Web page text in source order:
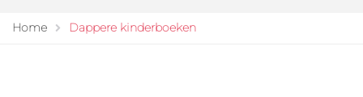
Home Dappere kinderboeken